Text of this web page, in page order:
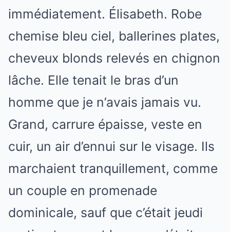
immédiatement. Élisabeth. Robe
chemise bleu ciel, ballerines plates,
cheveux blonds relevés en chignon
lâche. Elle tenait le bras d’un
homme que je n’avais jamais vu.
Grand, carrure épaisse, veste en
cuir, un air d’ennui sur le visage. Ils
marchaient tranquillement, comme
un couple en promenade
dominicale, sauf que c’était jeudi